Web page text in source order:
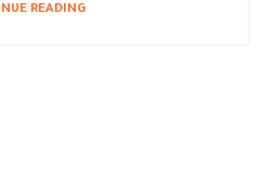
READING